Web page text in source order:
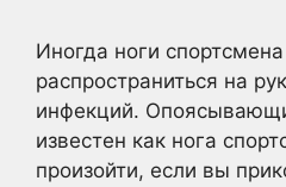
Иногда ноги
распространиться на
инфекций.
известен как нога
произойти, если вы